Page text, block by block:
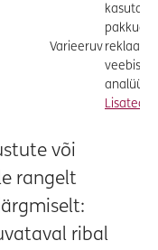
Varieeruv
pakkuda
Lisateave
või
rangelt
ribal